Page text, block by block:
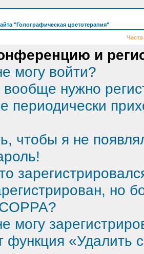
"Голографическая цветотерапия"
и
могу войти?
нужно
периодически
чтобы я не
но
могу
функция «Удалить